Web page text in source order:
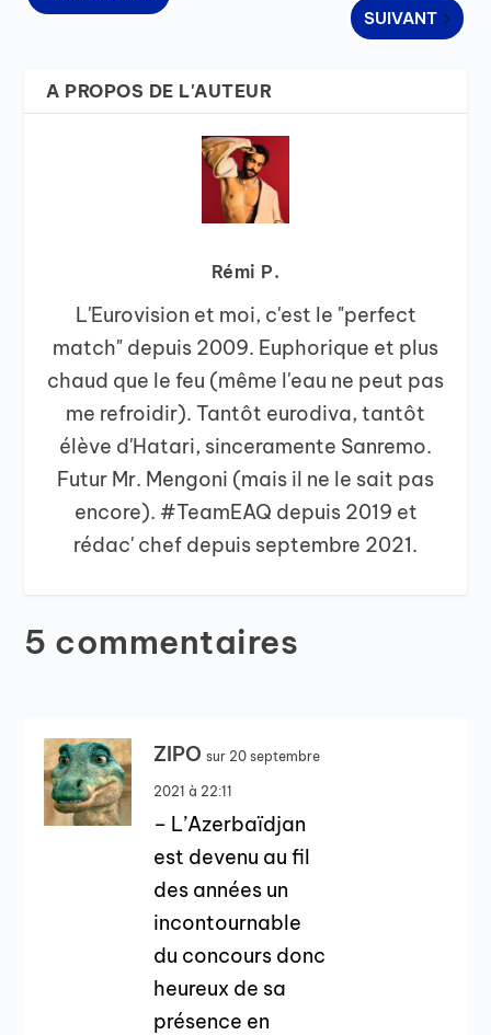
SUIVANT
A PROPOS DE L'AUTEUR
Rémi P.
L'Eurovision et moi, c'est le "perfect
match" depuis 2009. Euphorique et plus
chaud que le feu (même l'eau ne peut pas
me refroidir). Tantôt eurodiva, tantôt
élève d'Hatari, sinceramente Sanremo.
Futur Mr. Mengoni (mais il ne le sait pas
encore). #TeamEAQ depuis 2019 et
rédac' chef depuis septembre 2021.
5 commentaires
ZIPO sur 20 septembre
2021 à 22:11
– L’Azerbaïdjan
est devenu au fil
des années un
incontournable
du concours donc
heureux de sa
présence en